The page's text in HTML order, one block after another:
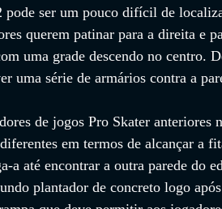
pode ser um pouco difícil de
querem patinar para a direita e
uma grade descendo no centro.
uma série de armários contra a
de jogos Pro Skater anteriores
em termos de alcançar a
a até encontrar a outra parede do
plantador de concreto logo